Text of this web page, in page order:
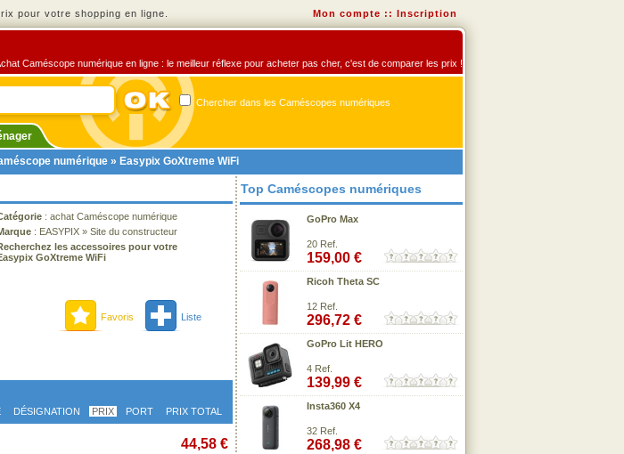
pour votre shopping en ligne. Mon compte :: Inscription
Caméscope numérique en ligne : le meilleur réflexe pour acheter pas cher, c'est de comparer les prix !
Chercher dans les Caméscopes numériques
numérique » Easypix GoXtreme WiFi
: achat Caméscope numérique
: EASYPIX » Site du constructeur
les accessoires pour votre
GoXtreme WiFi
Favoris Liste
DÉSIGNATION PRIX PORT PRIX TOTAL
44,58 €
Top Caméscopes numériques
GoPro Max
20 Ref.
159,00 €
Ricoh Theta SC
12 Ref.
296,72 €
GoPro Lit HERO
4 Ref.
139,99 €
Insta360 X4
32 Ref.
268,98 €